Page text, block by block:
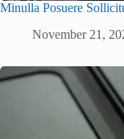
Minulla Posuere
November 21,